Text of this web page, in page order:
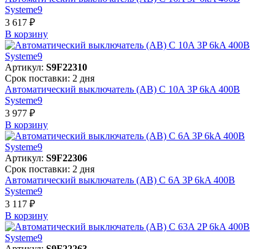
Systeme9
3 617 ₽
В корзинy
Артикул: S9F22310
Срок поставки: 2 дня
Автоматический выключатель (АВ) C 10A 3P 6kA 400В
Systeme9
3 977 ₽
В корзинy
Артикул: S9F22306
Срок поставки: 2 дня
Автоматический выключатель (АВ) C 6A 3P 6kA 400В
Systeme9
3 117 ₽
В корзинy